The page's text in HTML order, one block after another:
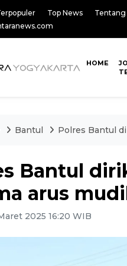
Top News Tentang
HOME
Bantul Polres Bantul
Bantul
arus
2025 16:20 WIB